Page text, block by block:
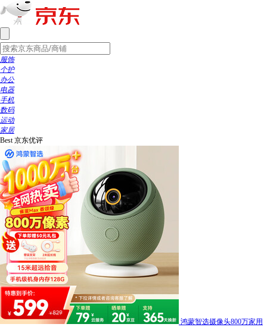
服饰
个护
办公
电器
手机
数码
运动
家居
Best 京东优评
鸿蒙智选摄像头800万家用